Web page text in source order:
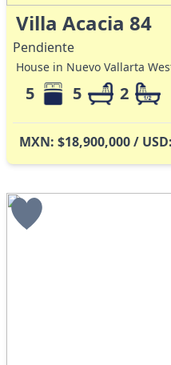
Villa Acacia 84
Pendiente
House in Nuevo Vallarta
5 5 2
MXN: $18,900,000 /